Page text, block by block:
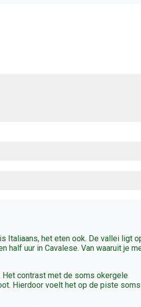
Italiaans, het eten ook. De vallei ligt
half uur in Cavalese. Van waaruit je
Het contrast met de soms okergele
Hierdoor voelt het op de piste